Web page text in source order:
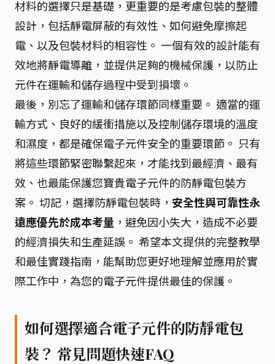
材料的選擇只是基礎，更重要的是考慮包裝的整體
設計，包括靜電屏蔽的有效性、如何避免摩擦起
電、以及包裝材料的相容性。 一個有效的設計能有
效地將靜電導離，並提供足夠的機械保護，以防止
元件在運輸和儲存過程中受到損壞。
最後，別忘了運輸和儲存環節同樣重要。 適當的運
輸方式、良好的緩衝措施以及控制儲存環境的溫度
和濕度，都是確保電子元件安全的重要環節。 只有
將這些環節緊密聯繫起來，才能找到最經濟、最有
效、也最能保護您寶貴電子元件的防靜電包裝方
案。 切記，選擇防靜電包裝時， 安全性與可靠性永
遠應優先於成本考量 ，避免因小失大，造成不必要
的經濟損失和生產延誤。 希望本文提供的完整教學
和最佳實踐指南，能幫助您更好地理解並應用於實
際工作中，為您的電子元件提供最佳的保護。
如何選擇適合電子元件的防靜電包
裝？ 常見問題快速FAQ